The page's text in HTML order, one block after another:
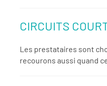
CIRCUITS
Les prestataires sont
recourons aussi quand